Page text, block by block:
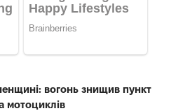
вогонь знищив пункт
мотоциклів